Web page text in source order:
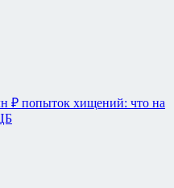
₽ попыток хищений: что на